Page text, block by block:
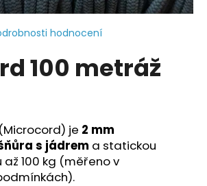
hodnocení
100 metráž
(Microcord) je 2 mm
s jádrem a statickou
100 kg (měřeno v
HLEDAT